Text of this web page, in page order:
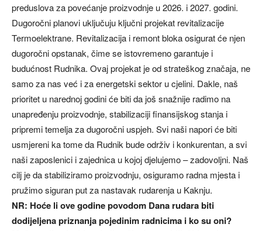
preduslova za povećanje proizvodnje u 2026. i 2027. godini.
Dugoročni planovi uključuju ključni projekat revitalizacije
Termoelektrane. Revitalizacija i remont bloka osigurat će njen
dugoročni opstanak, čime se istovremeno garantuje i
budućnost Rudnika. Ovaj projekat je od strateškog značaja, ne
samo za nas već i za energetski sektor u cjelini. Dakle, naš
prioritet u narednoj godini će biti da još snažnije radimo na
unapređenju proizvodnje, stabilizaciji finansijskog stanja i
pripremi temelja za dugoročni uspjeh. Svi naši napori će biti
usmjereni ka tome da Rudnik bude održiv i konkurentan, a svi
naši zaposlenici i zajednica u kojoj djelujemo – zadovoljni. Naš
cilj je da stabiliziramo proizvodnju, osiguramo radna mjesta i
pružimo siguran put za nastavak rudarenja u Kaknju.
NR: Hoće li ove godine povodom Dana rudara biti
dodijeljena priznanja pojedinim radnicima i ko su oni?